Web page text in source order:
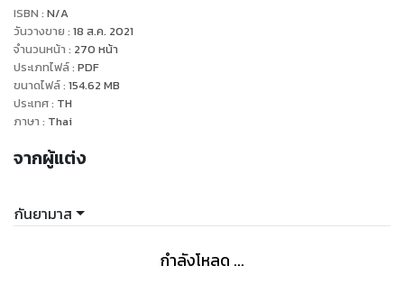
สร้างความไม่พอใจให้กับบิดา นายธนะชัยที่เป็นรองผู้ว่าราชการ
จังหวัดแห่งหนึ่งเป็นอันมาก แต่คุณวิภาดาแม่ของเขายอมรับ
หลานๆ ได้เช่นเดียวกับนางจงกล คนเป็นย่า
วรุตม์ไม่ยอมเข้ารับราชการที่บิดาเสนอ ทั้งที่มีวุฒิปริญญาโท และ
นายธนะชัยโมโหและขวางมาก
วรุตม์เปิดหน้าบ้านเป็นร้านขายผักปลอดสารพิษและมีโครงการจะ
ทำไร่ผักปลอดสารพิษ ยิ่งทำให้นายธนะชัยโมโหหนัก ประกาศ
เจตนายืนคนละทางกับลูกชาย
ISBN : N/A
วันวางขาย : 18 ส.ค. 2021
จำนวนหน้า : 270 หน้า
ประเภทไฟล์: PDF
ขนาดไฟล์: 154.62 MB
ประเทศ: TH
ภาษา : Thai
จากผู้แต่ง
กันยามาส
กำลังโหลด ...